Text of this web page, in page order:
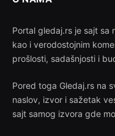
Portal gledaj.rs je sajt sa
kao i verodostojnim
prošlosti, sadašnjosti i
Pored toga Gledaj.rs na
naslov, izvor i sažetak
sajt samog izvora gde